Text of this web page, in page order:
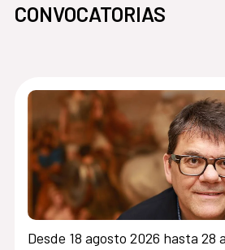
CONVOCATORIAS
Desde 18 agosto 2026 hasta 28